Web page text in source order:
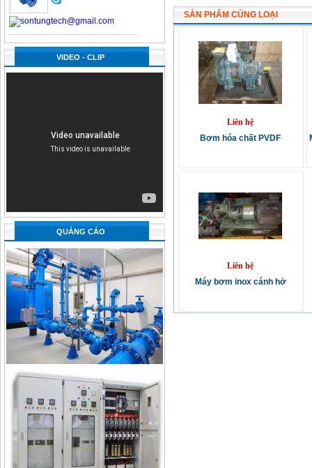
VIDEO - CLIP
QUẢNG CÁO
SẢN PHẨM CÙNG LOẠI
Liên hệ
Bơm hóa chất PVDF
Liên hệ
Máy bơm inox cánh hở